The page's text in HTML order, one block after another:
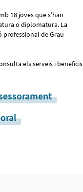
18 joves que s’han
o diplomatura. La
professional de Grau
els serveis i beneficis